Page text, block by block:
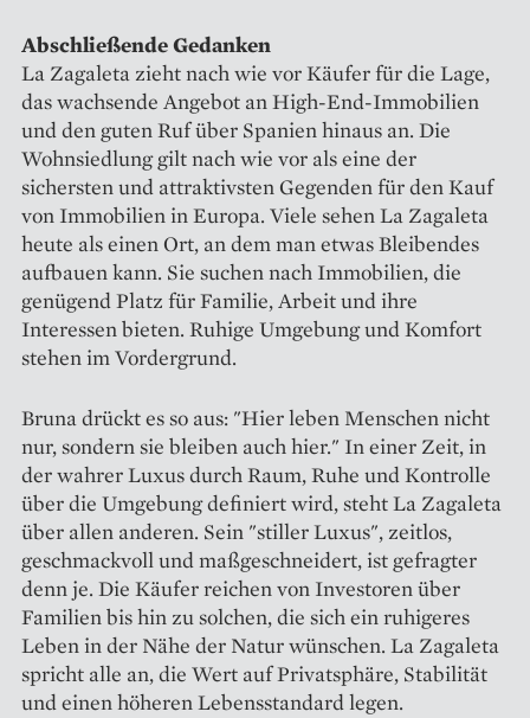
Abschließende Gedanken
La Zagaleta zieht nach wie vor Käufer für die Lage,
das wachsende Angebot an High-End-Immobilien
und den guten Ruf über Spanien hinaus an. Die
Wohnsiedlung gilt nach wie vor als eine der
sichersten und attraktivsten Gegenden für den Kauf
von Immobilien in Europa. Viele sehen La Zagaleta
heute als einen Ort, an dem man etwas Bleibendes
aufbauen kann. Sie suchen nach Immobilien, die
genügend Platz für Familie, Arbeit und ihre
Interessen bieten. Ruhige Umgebung und Komfort
stehen im Vordergrund.
Bruna drückt es so aus: "Hier leben Menschen nicht
nur, sondern sie bleiben auch hier." In einer Zeit, in
der wahrer Luxus durch Raum, Ruhe und Kontrolle
über die Umgebung definiert wird, steht La Zagaleta
über allen anderen. Sein "stiller Luxus", zeitlos,
geschmackvoll und maßgeschneidert, ist gefragter
denn je. Die Käufer reichen von Investoren über
Familien bis hin zu solchen, die sich ein ruhigeres
Leben in der Nähe der Natur wünschen. La Zagaleta
spricht alle an, die Wert auf Privatsphäre, Stabilität
und einen höheren Lebensstandard legen.